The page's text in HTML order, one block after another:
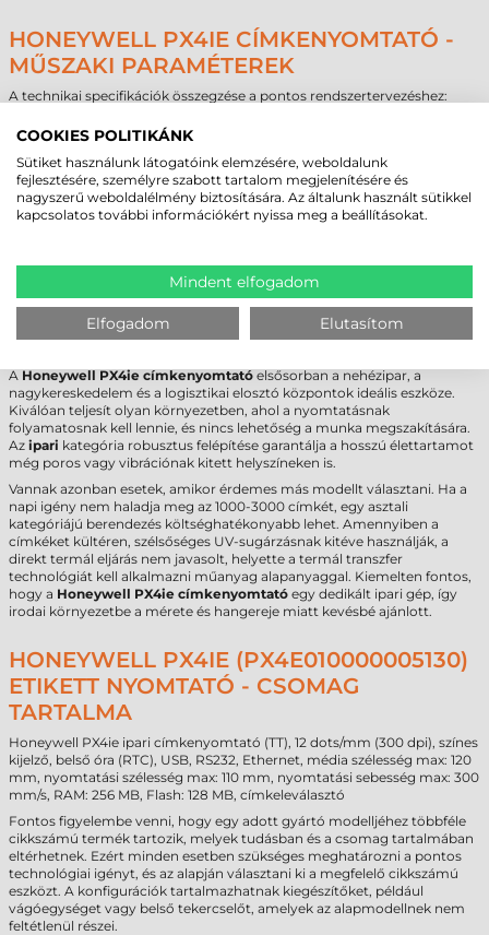
HONEYWELL PX4IE CÍMKENYOMTATÓ -
MŰSZAKI PARAMÉTEREK
A technikai specifikációk összegzése a pontos rendszertervezéshez:
Paraméter
Modell
PX4ie
Technológia
Termál transzfer
Felbontás
300 dpi
Garancia
12 hónap
FELHASZNÁLÁSI TERÜLETEK ÉS „MIKOR
NEM EZ A MEGFELELŐ VÁLASZTÁS?”
A Honeywell PX4ie címkenyomtató elsősorban a nehézipar, a
nagykereskedelem és a logisztikai elosztó központok ideális eszköze.
Kiválóan teljesít olyan környezetben, ahol a nyomtatásnak
folyamatosnak kell lennie, és nincs lehetőség a munka megszakítására.
Az ipari kategória robusztus felépítése garantálja a hosszú élettartamot
még poros vagy vibrációnak kitett helyszíneken is.
Vannak azonban esetek, amikor érdemes más modellt választani. Ha a
napi igény nem haladja meg az 1000-3000 címkét, egy asztali
kategóriájú berendezés költséghatékonyabb lehet. Amennyiben a
címkéket kültéren, szélsőséges UV-sugárzásnak kitéve használják, a
direkt termál eljárás nem javasolt, helyette a termál transzfer
technológiát kell alkalmazni műanyag alapanyaggal. Kiemelten fontos,
hogy a Honeywell PX4ie címkenyomtató egy dedikált ipari gép, így
irodai környezetbe a mérete és hangereje miatt kevésbé ajánlott.
HONEYWELL PX4IE (PX4E010000005130)
ETIKETT NYOMTATÓ - CSOMAG
TARTALMA
Honeywell PX4ie ipari címkenyomtató (TT), 12 dots/mm (300 dpi), színes
kijelző, belső óra (RTC), USB, RS232, Ethernet, média szélesség max: 120
mm, nyomtatási szélesség max: 110 mm, nyomtatási sebesség max: 300
mm/s, RAM: 256 MB, Flash: 128 MB, címkeleválasztó
Fontos figyelembe venni, hogy egy adott gyártó modelljéhez többféle
cikkszámú termék tartozik, melyek tudásban és a csomag tartalmában
eltérhetnek. Ezért minden esetben szükséges meghatározni a pontos
technológiai igényt, és az alapján választani ki a megfelelő cikkszámú
eszközt. A konfigurációk tartalmazhatnak kiegészítőket, például
vágóegységet vagy belső tekercselőt, amelyek az alapmodellnek nem
feltétlenül részei.
COOKIES POLITIKÁNK
Sütiket használunk látogatóink elemzésére, weboldalunk
fejlesztésére, személyre szabott tartalom megjelenítésére és
nagyszerű weboldalélmény biztosítására. Az általunk használt sütikkel
kapcsolatos további információkért nyissa meg a beállításokat.
Mindent elfogadom
Elfogadom Elutasítom